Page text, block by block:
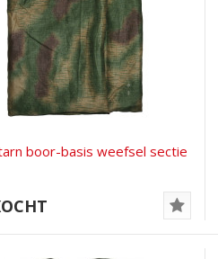
boor-basis weefsel sectie